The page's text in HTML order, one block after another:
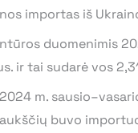
importas iš
duomenimis
ir tai sudarė vos
m.
buvo